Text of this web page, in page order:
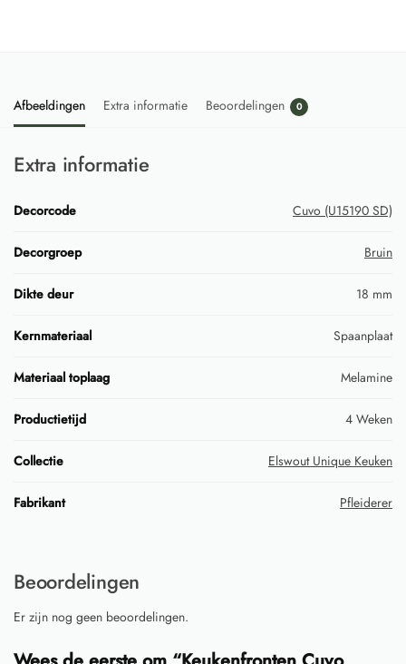
Afbeeldingen Extra informatie Beoordelingen 0
Extra informatie
Decorcode Cuvo (U15190 SD)
Decorgroep Bruin
Dikte deur 18 mm
Kernmateriaal Spaanplaat
Materiaal toplaag Melamine
Productietijd 4 Weken
Collectie Elswout Unique Keuken
Fabrikant Pfleiderer
Beoordelingen
Er zijn nog geen beoordelingen.